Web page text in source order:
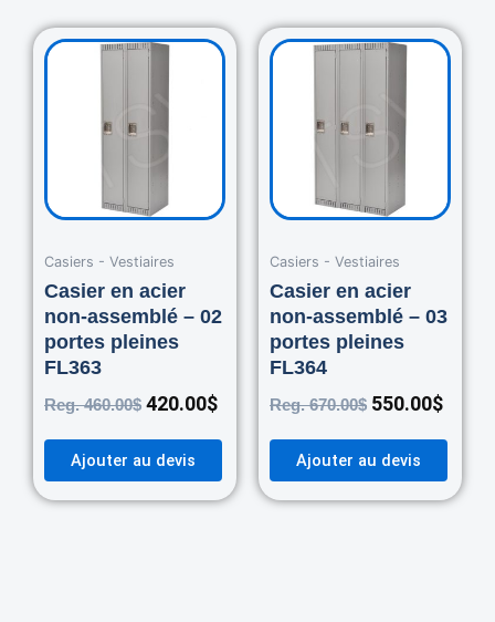
Casiers - Vestiaires
Casier en acier
non-assemblé – 02
portes pleines
FL363
Reg.460.00$
Original
420.00$
Current
price
Ajouter au devis
Casiers - Vestiaires
Casier en acier
non-assemblé – 03
portes pleines
FL364
Reg.670.00$
Original
550.00$
price
Ajouter au devis